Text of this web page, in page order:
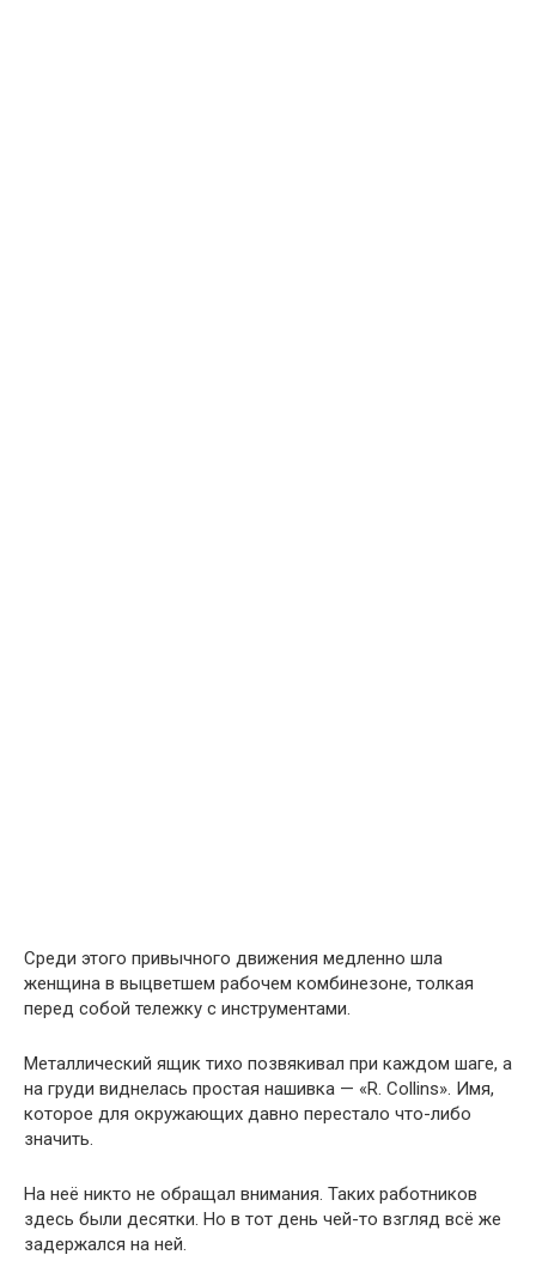
Среди этого привычного движения медленно шла
женщина в выцветшем рабочем комбинезоне, толкая
перед собой тележку с инструментами.
Металлический ящик тихо позвякивал при каждом шаге, а
на груди виднелась простая нашивка — «R. Collins». Имя,
которое для окружающих давно перестало что-либо
значить.
На неё никто не обращал внимания. Таких работников
здесь были десятки. Но в тот день чей-то взгляд всё же
задержался на ней.